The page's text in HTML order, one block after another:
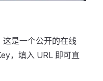
这是一个公开的在线
，填入 URL 即可直